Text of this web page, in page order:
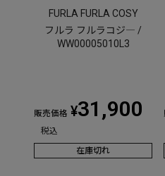
FURLA FURLA COSY
フルラ フルラコジ― /
WW00005010L3
販売価格 ¥31,900
税込
在庫切れ